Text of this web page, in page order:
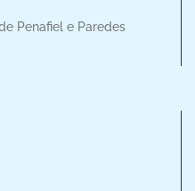
Penafiel e Paredes